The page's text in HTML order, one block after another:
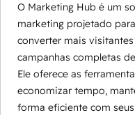
O Marketing Hub é um
marketing projetado
converter mais
campanhas completas
Ele oferece as
economizar tempo,
forma eficiente com